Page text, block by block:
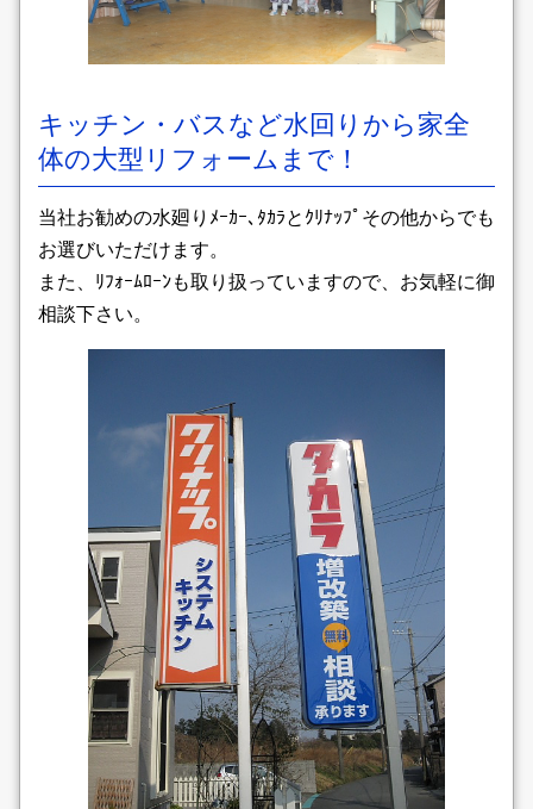
キッチン・バスなど水回りから家全
体の大型リフォームまで！
当社お勧めの水廻りﾒｰｶｰ､ﾀｶﾗとｸﾘﾅｯﾌﾟその他からでも
お選びいただけます。
また、ﾘﾌｫｰﾑﾛｰﾝも取り扱っていますので、お気軽に御
相談下さい。